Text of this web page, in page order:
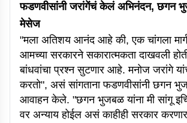
फडणवीसांनी जरांगेंचं केलं अभिनंदन, छगन
मेसेज
"मला अतिशय आनंद आहे की, एक चांगला
आमच्या सरकारने सकारात्मकता दाखवली
बांधवांचा प्रश्न सुटणार आहे. मनोज जरांगे
करतो", असं सांगताना फडणवीसांनी छगन
आवाहन केले. "छगन भुजबळ यांना मी सांगू
वर अन्याय होईल असं काहीही सरकार करणार